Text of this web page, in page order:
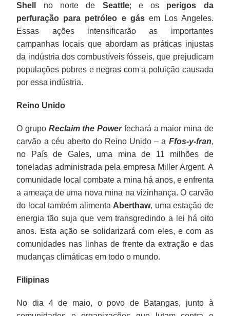
Shell
no norte de Seattle; e os perigos da
perfuração para petróleo e gásem Los Angeles.
Essas ações intensificarão as importantes
campanhas locais que abordam as práticas injustas
da indústria dos combustíveis fósseis, que prejudicam
populações pobres e negras com a poluição causada
por essa indústria.
Reino Unido
O grupo Reclaim the Powerfechará a maior mina de
carvão a céu aberto do Reino Unido – a Ffos-y-fran,
no País de Gales, uma mina de 11 milhões de
toneladas administrada pela empresa Miller Argent. A
comunidade local combate a mina há anos, e enfrenta
a ameaça de uma nova mina na vizinhança. O carvão
do local também alimenta Aberthaw, uma estação de
energia tão suja que vem transgredindo a lei há oito
anos. Esta ação se solidarizará com eles, e com as
comunidades nas linhas de frente da extração e das
mudanças climáticas em todo o mundo.
Filipinas
No dia 4 de maio, o povo de Batangas, junto à